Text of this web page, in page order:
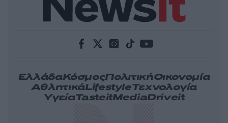
ΕλλάδαΚόσμοςΠολιτικήΟικονομία
ΑθλητικάLifestyleΤεχνολογία
ΥγείαTasteitMediaDriveit